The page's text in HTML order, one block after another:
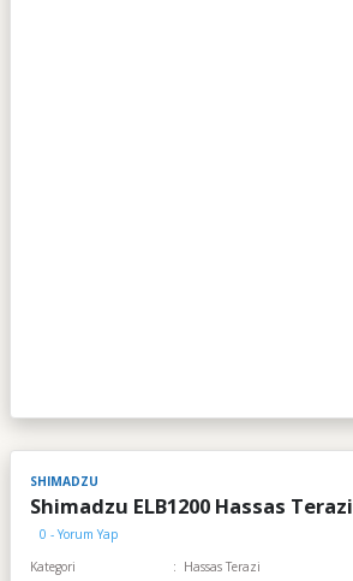
SHIMADZU
Shimadzu ELB1200 Hassas Terazi
0 - Yorum Yap
Kategori
Hassas Terazi